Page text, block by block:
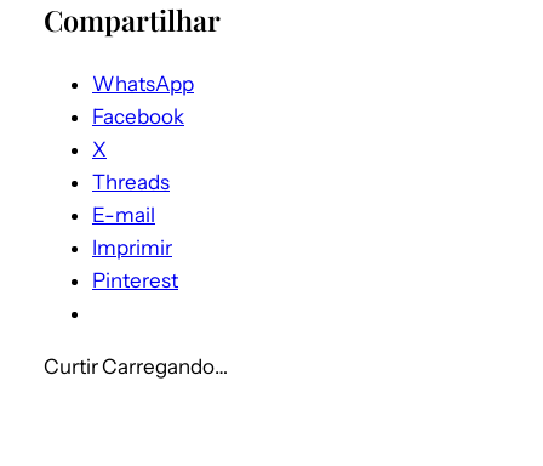
Compartilhar
WhatsApp
Facebook
X
Threads
E-mail
Imprimir
Pinterest
CurtirCarregando…